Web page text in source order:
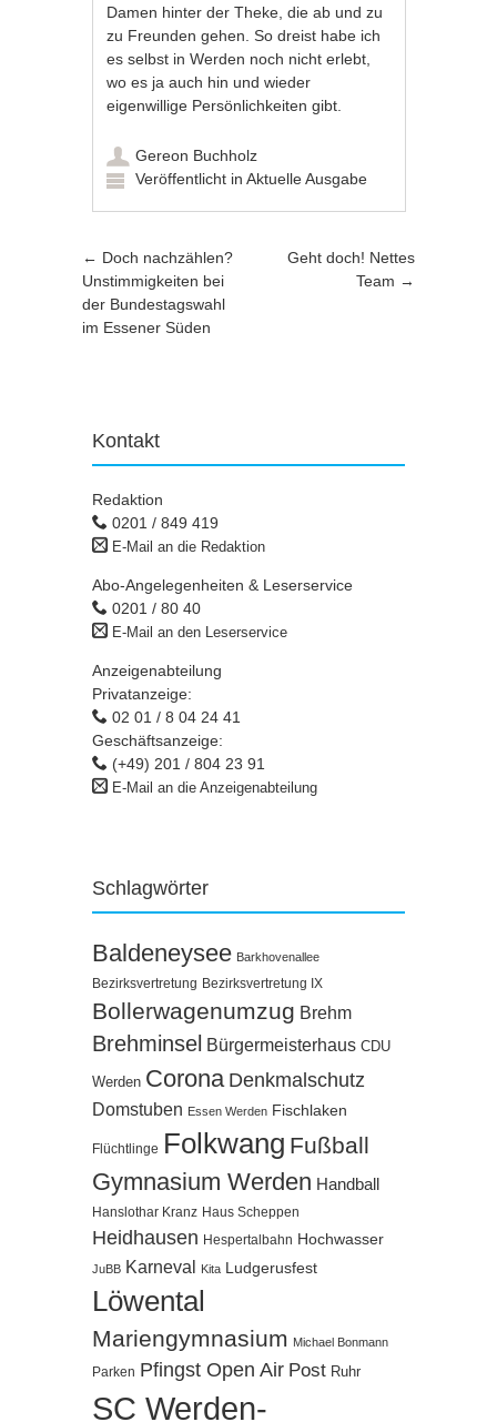
Damen hinter der Theke, die ab und zu
zu Freunden gehen. So dreist habe ich
es selbst in Werden noch nicht erlebt,
wo es ja auch hin und wieder
eigenwillige Persönlichkeiten gibt.
Gereon Buchholz
Veröffentlicht inAktuelle Ausgabe
Artikel-Navigation
← Doch nachzählen?
Unstimmigkeiten bei
der Bundestagswahl
im Essener Süden
Geht doch! Nettes
Team →
Kontakt
Redaktion
0201 / 849 419
E-Mail an die Redaktion
Abo-Angelegenheiten & Leserservice
0201 / 80 40
E-Mail an den Leserservice
Anzeigenabteilung
Privatanzeige:
02 01 / 8 04 24 41
Geschäftsanzeige:
(+49) 201 / 804 23 91
E-Mail an die Anzeigenabteilung
Schlagwörter
Baldeneysee Barkhovenallee
Bezirksvertretung Bezirksvertretung IX
Bollerwagenumzug Brehm
Brehminsel Bürgermeisterhaus CDU
Werden Corona Denkmalschutz
Domstuben Essen Werden Fischlaken
Flüchtlinge Folkwang Fußball
Gymnasium Werden Handball
Hanslothar Kranz Haus Scheppen
Heidhausen Hespertalbahn Hochwasser
JuBB Karneval Kita Ludgerusfest
Löwental
Mariengymnasium Michael Bonmann
Parken Pfingst Open Air Post Ruhr
SC Werden-